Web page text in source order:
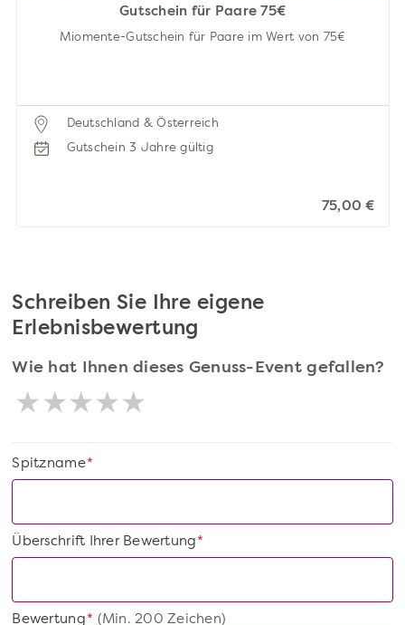
Gutschein für Paare 75€
Miomente-Gutschein für Paare im Wert von 75€
Deutschland & Österreich
Gutschein 3 Jahre gültig
75,00 €
Schreiben Sie Ihre eigene
Erlebnisbewertung
Wie hat Ihnen dieses Genuss-Event gefallen?
*
Spitzname
*
Überschrift Ihrer Bewertung
*
Bewertung(Min. 200 Zeichen)